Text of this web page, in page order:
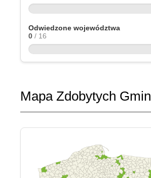
Odwiedzone województwa
0 / 16
Mapa Zdobytych Gmin